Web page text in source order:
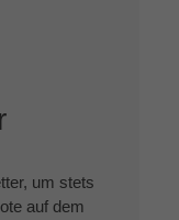
um stets
auf dem